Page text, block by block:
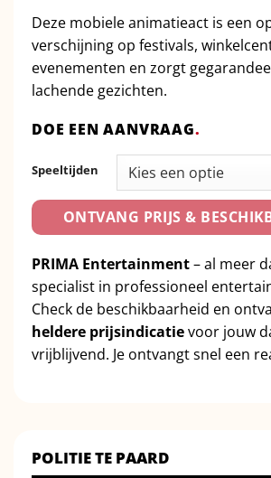
Deze mobiele animatieact is een
verschijning op festivals,
evenementen en zorgt
lachende gezichten.
DOE EEN AANVRAAG.
Speeltijden
ONTVANG PRIJS &
PRIMA Entertainment– al meer
specialist in professioneel
Check de beschikbaarheid en
heldere prijsindicatievoor jouw
vrijblijvend. Je ontvangt snel een
POLITIE TE PAARD